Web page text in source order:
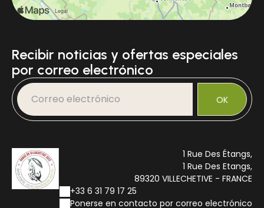
Recibir noticias y ofertas especiales
por correo electrónico
OK
1 Rue Des Étangs,
1 Rue Des Etangs,
89320 VILLECHETIVE - FRANCE
+33 6 31 79 17 25
Ponerse en contacto por correo electrónico